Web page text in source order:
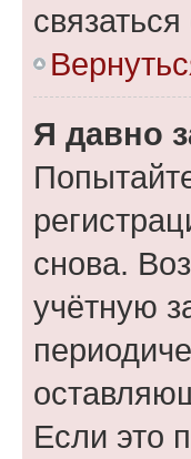
Я давно
снова.
учётную
Если это